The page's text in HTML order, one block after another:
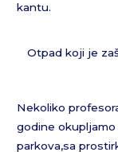
kantu.
Otpad koji je
Nekoliko
godine
parkova,sa